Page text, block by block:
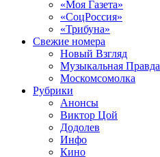
«Моя Газета»
«СоцРоссия»
«Трибуна»
Свежие номера
Новый Взгляд
Музыкальная Правда
Москомсомолка
Рубрики
Анонсы
Виктор Цой
Додолев
Инфо
Кино